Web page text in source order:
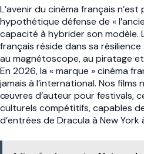
L’avenir du cinéma français
hypothétique défense de «
capacité à hybrider son modèle.
français réside dans sa résilience
au magnétoscope, au piratage
En 2026, la « marque » cinéma
jamais à l’international. Nos
œuvres d’auteur pour festivals,
culturels compétitifs, capables
d’entrées de Dracula à New York